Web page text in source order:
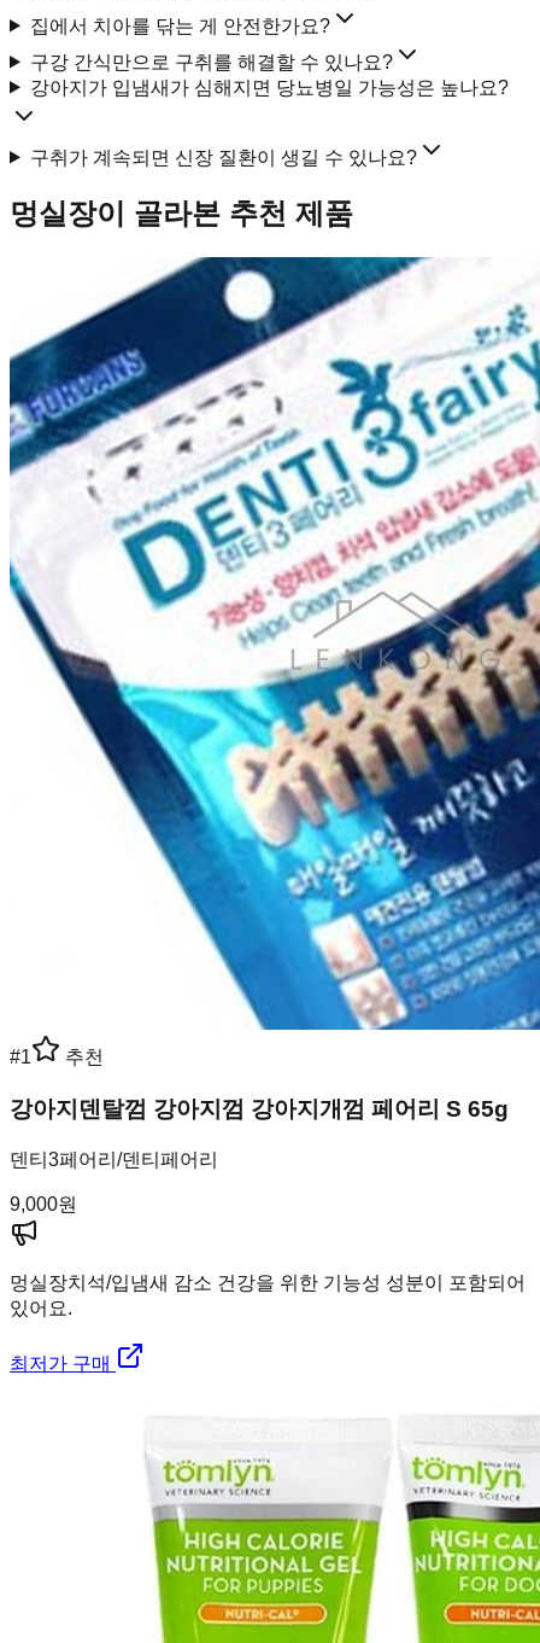
집에서 치아를 닦는 게 안전한가요?
구강 간식만으로 구취를 해결할 수 있나요?
강아지가 입냄새가 심해지면 당뇨병일 가능성은 높나요?
구취가 계속되면 신장 질환이 생길 수 있나요?
멍실장이 골라본 추천 제품
#1 추천
강아지덴탈껌 강아지껌 강아지개껌 페어리 S 65g
덴티3페어리/덴티페어리
9,000원
멍실장치석/입냄새 감소 건강을 위한 기능성 성분이 포함되어
있어요.
최저가 구매